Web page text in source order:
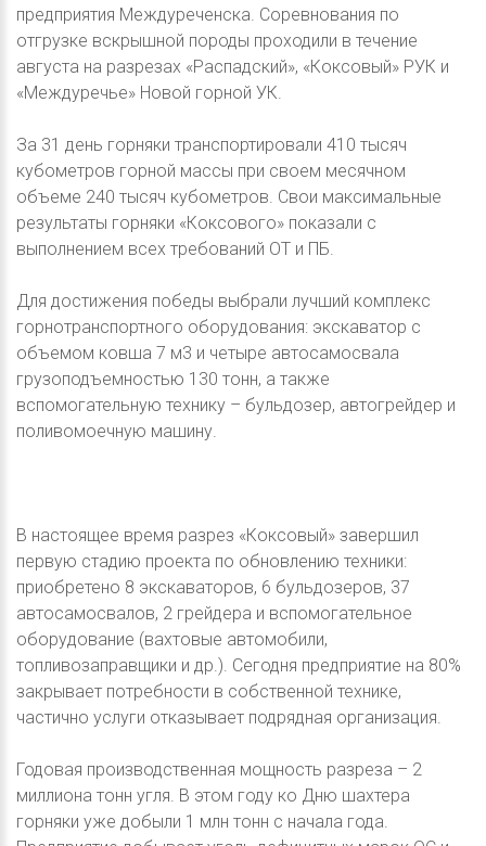
предприятия Междуреченска. Соревнования по
отгрузке вскрышной породы проходили в течение
августа на разрезах «Распадский», «Коксовый» РУК и
«Междуречье» Новой горной УК.
За 31 день горняки транспортировали 410 тысяч
кубометров горной массы при своем месячном
объеме 240 тысяч кубометров. Свои максимальные
результаты горняки «Коксового» показали с
выполнением всех требований ОТ и ПБ.
Для достижения победы выбрали лучший комплекс
горнотранспортного оборудования: экскаватор с
объемом ковша 7 м3 и четыре автосамосвала
грузоподъемностью 130 тонн, а также
вспомогательную технику – бульдозер, автогрейдер и
поливомоечную машину.
В настоящее время разрез «Коксовый» завершил
первую стадию проекта по обновлению техники:
приобретено 8 экскаваторов, 6 бульдозеров, 37
автосамосвалов, 2 грейдера и вспомогательное
оборудование (вахтовые автомобили,
топливозаправщики и др.). Сегодня предприятие на 80%
закрывает потребности в собственной технике,
частично услуги отказывает подрядная организация.
Годовая производственная мощность разреза – 2
миллиона тонн угля. В этом году ко Дню шахтера
горняки уже добыли 1 млн тонн с начала года.